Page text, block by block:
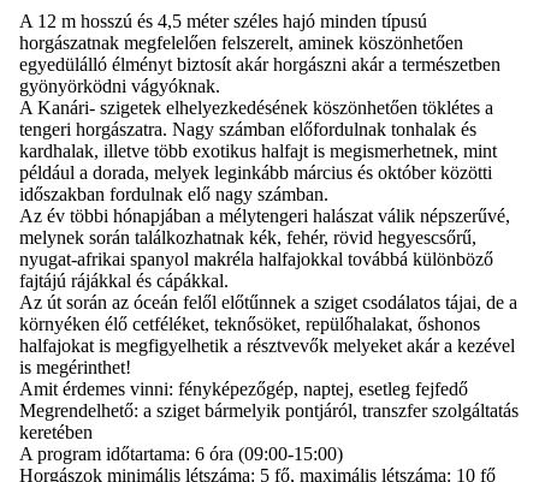
A 12 m hosszú és 4,5 méter széles hajó minden típusú
horgászatnak megfelelően felszerelt, aminek köszönhetően
egyedülálló élményt biztosít akár horgászni akár a természetben
gyönyörködni vágyóknak.
A Kanári- szigetek elhelyezkedésének köszönhetően töklétes a
tengeri horgászatra. Nagy számban előfordulnak tonhalak és
kardhalak, illetve több exotikus halfajt is megismerhetnek, mint
például a dorada, melyek leginkább március és október közötti
időszakban fordulnak elő nagy számban.
Az év többi hónapjában a mélytengeri halászat válik népszerűvé,
melynek során találkozhatnak kék, fehér, rövid hegyescsőrű,
nyugat-afrikai spanyol makréla halfajokkal továbbá különböző
fajtájú rájákkal és cápákkal.
Az út során az óceán felől előtűnnek a sziget csodálatos tájai, de a
környéken élő cetféléket, teknősöket, repülőhalakat, őshonos
halfajokat is megfigyelhetik a résztvevők melyeket akár a kezével
is megérinthet!
Amit érdemes vinni: fényképezőgép, naptej, esetleg fejfedő
Megrendelhető: a sziget bármelyik pontjáról, transzfer szolgáltatás
keretében
A program időtartama: 6 óra (09:00-15:00)
Horgászok minimális létszáma: 5 fő, maximális létszáma: 10 fő